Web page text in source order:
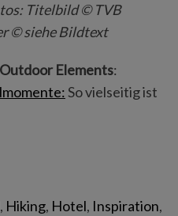
Titelbild © TVB
© siehe Bildtext
Elements:
So vielseitig ist
, Hiking, Hotel, Inspiration,